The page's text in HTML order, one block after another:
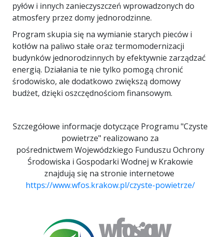
pyłów i innych zanieczyszczeń wprowadzonych do
atmosfery przez domy jednorodzinne.
Program skupia się na wymianie starych pieców i
kotłów na paliwo stałe oraz termomodernizacji
budynków jednorodzinnych by efektywnie zarządzać
energią. Działania te nie tylko pomogą chronić
środowisko, ale dodatkowo zwiększą domowy
budżet, dzięki oszczędnościom finansowym.
Szczegółowe informacje dotyczące Programu "Czyste
powietrze" realizowano za
pośrednictwem Wojewódzkiego Funduszu Ochrony
Środowiska i Gospodarki Wodnej w Krakowie
znajdują się na stronie internetowe
https://www.wfos.krakow.pl/czyste-powietrze/